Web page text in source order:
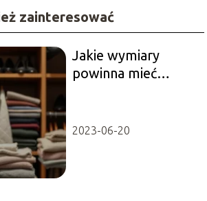
zainteresować
Jakie wymiary
powinna mieć
przewodnik
2023-06-20